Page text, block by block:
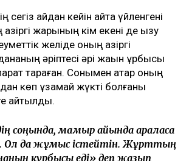
тезірек есін жиып,
араласып, жақсы адаммен
қаладық. Әркімнің бақытты
бар. Заңның еш жерінде «бір
деп жазылмаған. Мен үшін
– баламды тірі, күліп, бақытты
болды, – деді Эльза Ерманова.
болғаннан кейінгі қаржылық